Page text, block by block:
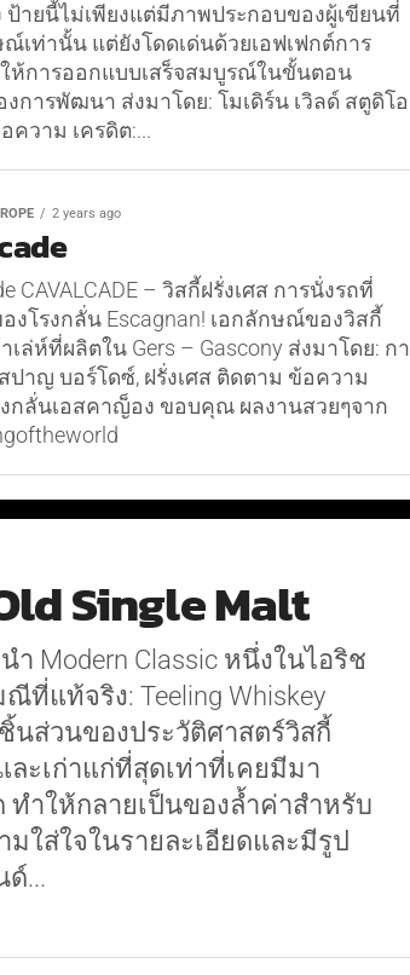
ป้ายนี้ไม่เพียงแต่มีภาพประกอบของผู้เขียนที่
เท่านั้น แต่ยังโดดเด่นด้วยเอฟเฟกต์การ
ห้การออกแบบเสร็จสมบูรณ์ในขั้นตอน
การพัฒนา ส่งมาโดย: โมเดิร์น เวิลด์ สตูดิโอ
ความ เครดิต:...
2 years ago
CAVALCADE – วิสกี้ฝรั่งเศส การนั่งรถที่
งโรงกลั่น Escagnan! เอกลักษณ์ของวิสกี้
เล่ห์ที่ผลิตใน Gers – Gascony ส่งมาโดย: กา
สปาญ บอร์โดซ์, ฝรั่งเศส ติดตาม ข้อความ
กลั่นเอสคาญ็อง ขอบคุณ ผลงานสวยๆจาก
Single Malt
ำ Modern Classic หนึ่งในไอริช
แท้จริง: Teeling Whiskey
ชิ้นส่วนของประวัติศาสตร์วิสกี้
ะเก่าแก่ที่สุดเท่าที่เคยมีมา
ำให้กลายเป็นของล้ำค่าสำหรับ
ใส่ใจในรายละเอียดและมีรูป
...